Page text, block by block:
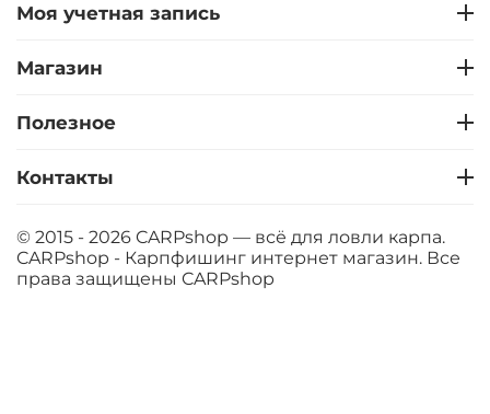
Моя учетная запись
Магазин
Полезное
Контакты
© 2015 - 2026 CARPshop — всё для ловли карпа.
CARPshop - Карпфишинг интернет магазин. Все
права защищены CARPshop